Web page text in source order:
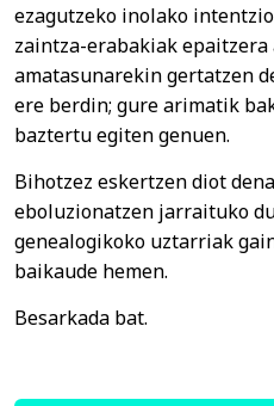
ezagutzeko inolako
zaintza-erabakiak
amatasunarekin gertatzen
ere berdin; gure arimatik
baztertu egiten genuen.
Bihotzez eskertzen diot
eboluzionatzen jarraituko
genealogikoko uztarriak
baikaude hemen.
Besarkada bat.